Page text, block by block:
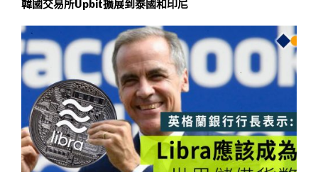
韓國交易所Upbit擴展到泰國和印尼